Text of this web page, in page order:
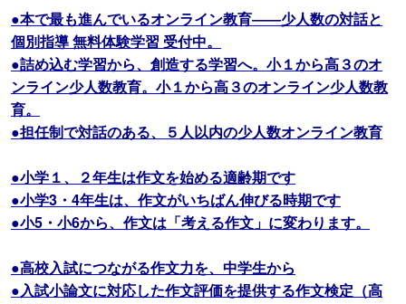
●本で最も進んでいるオンライン教育――少人数の対話と
個別指導 無料体験学習 受付中。
●詰め込む学習から、創造する学習へ。小１から高３のオ
ンライン少人数教育。小１から高３のオンライン少人数教
育。
●担任制で対話のある、５人以内の少人数オンライン教育
●小学１、２年生は作文を始める適齢期です
●小学3・4年生は、作文がいちばん伸びる時期です
●小5・小6から、作文は「考える作文」に変わります。
●高校入試につながる作文力を、中学生から
●入試小論文に対応した作文評価を提供する作文検定（高